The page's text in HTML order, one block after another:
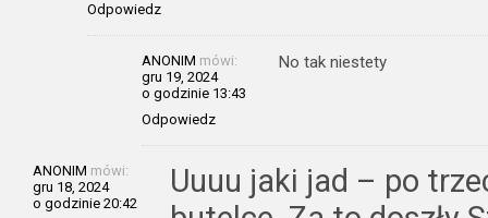
Odpowiedz
ANONIM mówi:
gru 19, 2024
o godzinie 13:43
Odpowiedz
No tak niestety
ANONIM mówi:
gru 18, 2024
o godzinie 20:42
Uuuu jaki jad – po